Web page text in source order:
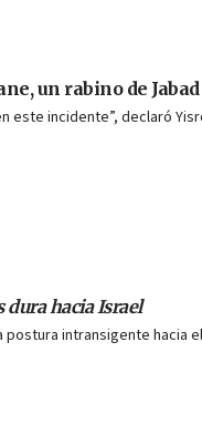
un rabino de Jabad
incidente”, declaró
hacia Israel
intransigente hacia